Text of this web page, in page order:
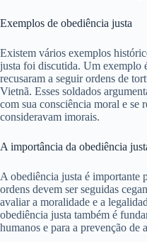
Exemplos de obediência justa
Existem vários exemplos
justa foi discutida. Um exemplo
recusaram a seguir ordens de
Vietnã. Esses soldados
com sua consciência moral e se
consideravam imorais.
A importância da obediência
A obediência justa é importante
ordens devem ser seguidas
avaliar a moralidade e a
obediência justa também é
humanos e para a prevenção de